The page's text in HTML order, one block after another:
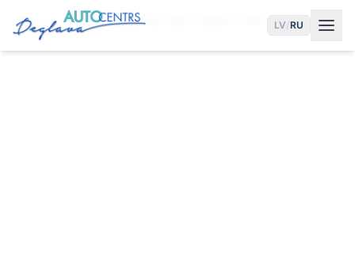
LV/RU
Главная Услуги Диагностика Toyota в Риге